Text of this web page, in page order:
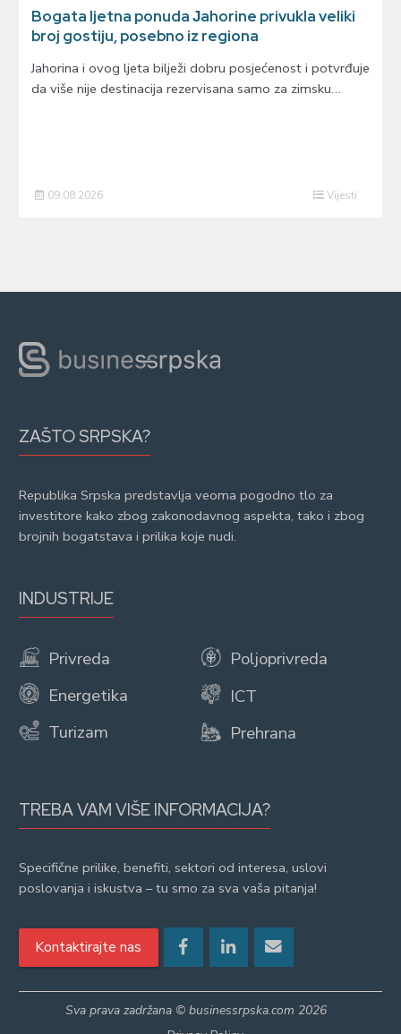
Bogata ljetna ponuda Јahorine privukla veliki
broj gostiju, posebno iz regiona
Јahorina i ovog ljeta bilježi dobru posjećenost i potvrđuje
da više nije destinacija rezervisana samo za zimsku…
09.08.2026 Vijesti
ZAŠTO SRPSKA?
Republika Srpska predstavlja veoma pogodno tlo za
investitore kako zbog zakonodavnog aspekta, tako i zbog
brojnih bogatstava i prilika koje nudi.
INDUSTRIJE
Privreda
Energetika
Turizam
Poljoprivreda
ICT
Prehrana
TREBA VAM VIŠE INFORMACIJA?
Specifične prilike, benefiti, sektori od interesa, uslovi
poslovanja i iskustva – tu smo za sva vaša pitanja!
Kontaktirajte nas
Sva prava zadržana © businessrpska.com 2026